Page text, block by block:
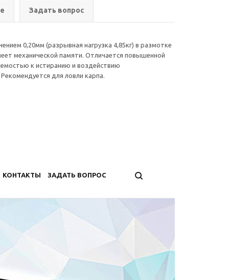
Задать вопрос
0,20мм (разрывная нагрузка 4,85кг) в размотке
механической памяти. Отличается повышенной
к истиранию и воздействию
для ловли карпа.
КОНТАКТЫ ЗАДАТЬ ВОПРОС